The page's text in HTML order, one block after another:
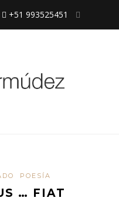
+51 993525451
POESÍA
… FIAT